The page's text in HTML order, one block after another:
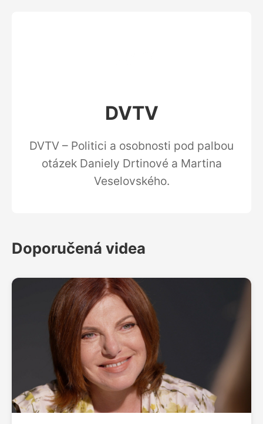
DVTV
DVTV – Politici a osobnosti pod palbou
otázek Daniely Drtinové a Martina
Veselovského.
Doporučená videa